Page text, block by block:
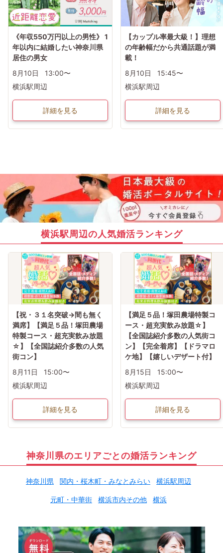
《年収550万円以上の男性》 1
年以内に結婚したい神奈川県
居住の男女
8月10日
13:00〜
横浜駅周辺
詳細を見る
【カップル率最大級！】理想
の年齢幅だから共通話題が満
載！
8月10日
15:45〜
横浜駅周辺
詳細を見る
横浜駅周辺の人気婚活ランキング
【祝・３１名突破→間も無く
満席】【満足５品！塚田農場
特製コース・超充実飲み放題
☆】【全国誌紹介多数の人気
街コン】
8月11日
15:00〜
横浜駅周辺
詳細を見る
【満足５品！塚田農場特製コ
ース・超充実飲み放題☆】
【全国誌紹介多数の人気街コ
ン】【完全着席】【ドラマロ
ケ地】【嬉しいデザート付】
8月15日
15:00〜
横浜駅周辺
詳細を見る
神奈川県のエリアごとの婚活ランキング
神奈川県 関内・桜木町・みなとみらい 横浜駅周辺
元町・中華街 横浜市内その他 横浜